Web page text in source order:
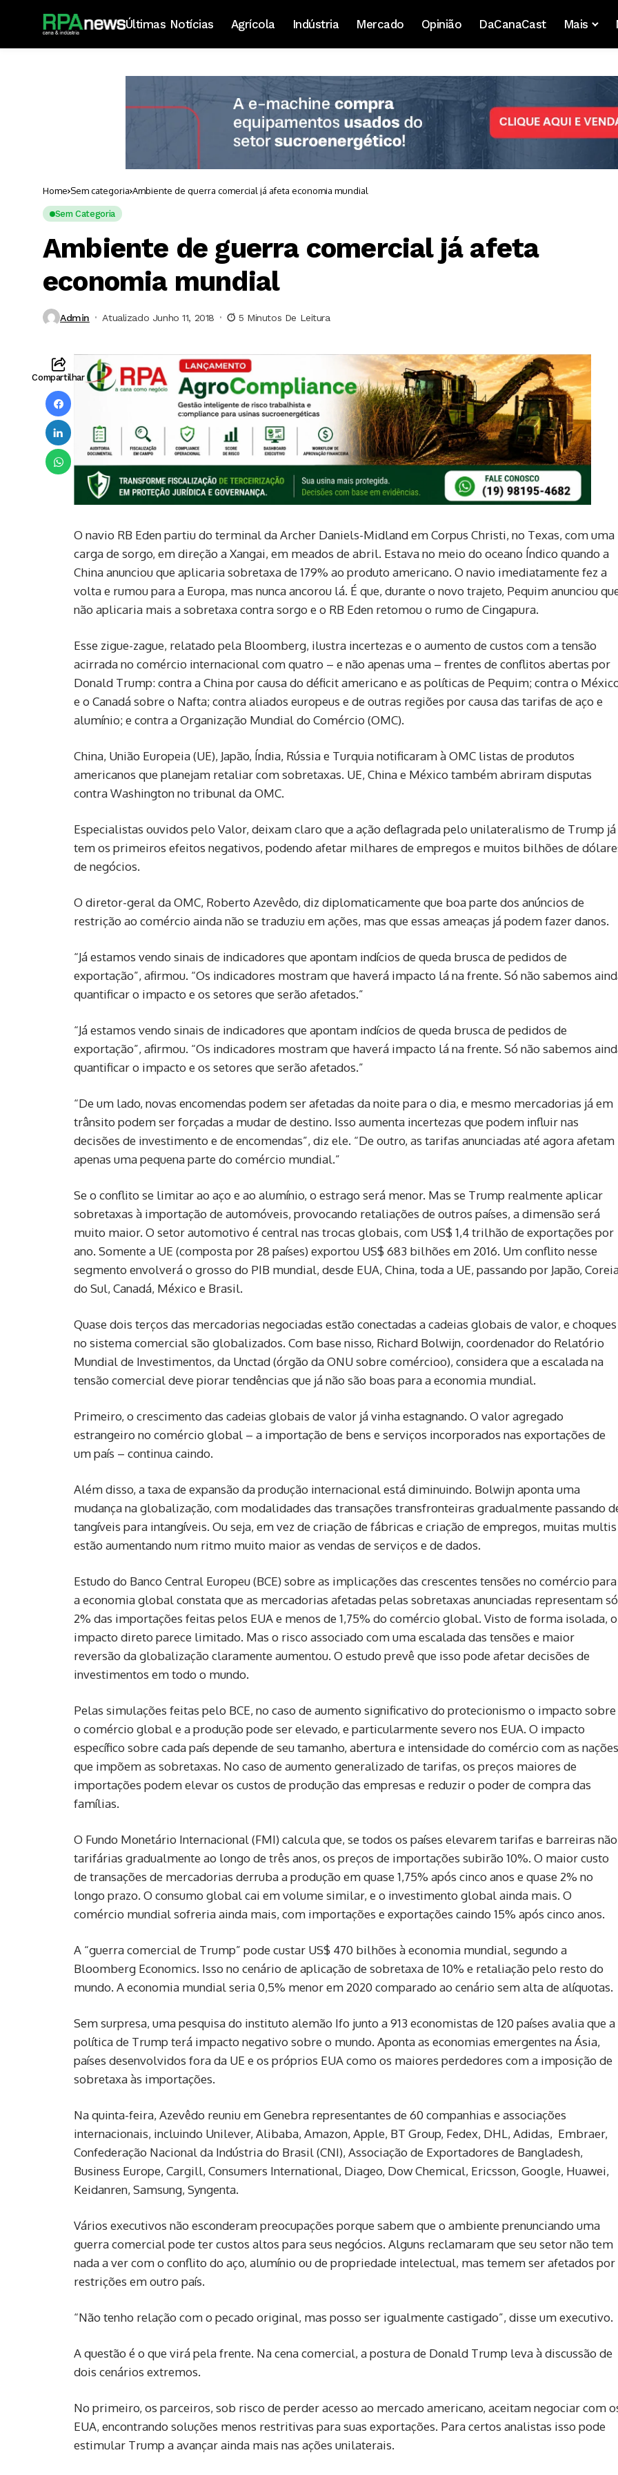
Últimas Notícias Agrícola Indústria Mercado Opinião DaCanaCast Mais
Home Sem categoria Ambiente de guerra comercial já afeta economia mundial
Sem Categoria
Ambiente de guerra comercial já afeta
economia mundial
Admin Atualizado Junho 11, 2018 5 Minutos De Leitura
Compartilhar
O navio RB Eden partiu do terminal da Archer Daniels-Midland em Corpus Christi, no Texas, com uma
carga de sorgo, em direção a Xangai, em meados de abril. Estava no meio do oceano Índico quando a
China anunciou que aplicaria sobretaxa de 179% ao produto americano. O navio imediatamente fez a
volta e rumou para a Europa, mas nunca ancorou lá. É que, durante o novo trajeto, Pequim anunciou
não aplicaria mais a sobretaxa contra sorgo e o RB Eden retomou o rumo de Cingapura.
Esse zigue-zague, relatado pela Bloomberg, ilustra incertezas e o aumento de custos com a tensão
acirrada no comércio internacional com quatro – e não apenas uma – frentes de conflitos abertas por
Donald Trump: contra a China por causa do déficit americano e as políticas de Pequim; contra o
e o Canadá sobre o Nafta; contra aliados europeus e de outras regiões por causa das tarifas de aço e
alumínio; e contra a Organização Mundial do Comércio (OMC).
China, União Europeia (UE), Japão, Índia, Rússia e Turquia notificaram à OMC listas de produtos
americanos que planejam retaliar com sobretaxas. UE, China e México também abriram disputas
contra Washington no tribunal da OMC.
Especialistas ouvidos pelo Valor, deixam claro que a ação deflagrada pelo unilateralismo de Trump já
tem os primeiros efeitos negativos, podendo afetar milhares de empregos e muitos bilhões de
de negócios.
O diretor-geral da OMC, Roberto Azevêdo, diz diplomaticamente que boa parte dos anúncios de
restrição ao comércio ainda não se traduziu em ações, mas que essas ameaças já podem fazer danos.
“Já estamos vendo sinais de indicadores que apontam indícios de queda brusca de pedidos de
exportação”, afirmou. “Os indicadores mostram que haverá impacto lá na frente. Só não sabemos
quantificar o impacto e os setores que serão afetados.”
“Já estamos vendo sinais de indicadores que apontam indícios de queda brusca de pedidos de
exportação”, afirmou. “Os indicadores mostram que haverá impacto lá na frente. Só não sabemos
quantificar o impacto e os setores que serão afetados.”
“De um lado, novas encomendas podem ser afetadas da noite para o dia, e mesmo mercadorias já em
trânsito podem ser forçadas a mudar de destino. Isso aumenta incertezas que podem influir nas
decisões de investimento e de encomendas”, diz ele. “De outro, as tarifas anunciadas até agora afetam
apenas uma pequena parte do comércio mundial.”
Se o conflito se limitar ao aço e ao alumínio, o estrago será menor. Mas se Trump realmente aplicar
sobretaxas à importação de automóveis, provocando retaliações de outros países, a dimensão será
muito maior. O setor automotivo é central nas trocas globais, com US$ 1,4 trilhão de exportações por
ano. Somente a UE (composta por 28 países) exportou US$ 683 bilhões em 2016. Um conflito nesse
segmento envolverá o grosso do PIB mundial, desde EUA, China, toda a UE, passando por Japão,
do Sul, Canadá, México e Brasil.
Quase dois terços das mercadorias negociadas estão conectadas a cadeias globais de valor, e choques
no sistema comercial são globalizados. Com base nisso, Richard Bolwijn, coordenador do Relatório
Mundial de Investimentos, da Unctad (órgão da ONU sobre comércioo), considera que a escalada na
tensão comercial deve piorar tendências que já não são boas para a economia mundial.
Primeiro, o crescimento das cadeias globais de valor já vinha estagnando. O valor agregado
estrangeiro no comércio global – a importação de bens e serviços incorporados nas exportações de
um país – continua caindo.
Além disso, a taxa de expansão da produção internacional está diminuindo. Bolwijn aponta uma
mudança na globalização, com modalidades das transações transfronteiras gradualmente passando
tangíveis para intangíveis. Ou seja, em vez de criação de fábricas e criação de empregos, muitas multis
estão aumentando num ritmo muito maior as vendas de serviços e de dados.
Estudo do Banco Central Europeu (BCE) sobre as implicações das crescentes tensões no comércio para
a economia global constata que as mercadorias afetadas pelas sobretaxas anunciadas representam só
2% das importações feitas pelos EUA e menos de 1,75% do comércio global. Visto de forma isolada, o
impacto direto parece limitado. Mas o risco associado com uma escalada das tensões e maior
reversão da globalização claramente aumentou. O estudo prevê que isso pode afetar decisões de
investimentos em todo o mundo.
Pelas simulações feitas pelo BCE, no caso de aumento significativo do protecionismo o impacto sobre
o comércio global e a produção pode ser elevado, e particularmente severo nos EUA. O impacto
específico sobre cada país depende de seu tamanho, abertura e intensidade do comércio com as nações
que impõem as sobretaxas. No caso de aumento generalizado de tarifas, os preços maiores de
importações podem elevar os custos de produção das empresas e reduzir o poder de compra das
famílias.
O Fundo Monetário Internacional (FMI) calcula que, se todos os países elevarem tarifas e barreiras não
tarifárias gradualmente ao longo de três anos, os preços de importações subirão 10%. O maior custo
de transações de mercadorias derruba a produção em quase 1,75% após cinco anos e quase 2% no
longo prazo. O consumo global cai em volume similar, e o investimento global ainda mais. O
comércio mundial sofreria ainda mais, com importações e exportações caindo 15% após cinco anos.
A “guerra comercial de Trump” pode custar US$ 470 bilhões à economia mundial, segundo a
Bloomberg Economics. Isso no cenário de aplicação de sobretaxa de 10% e retaliação pelo resto do
mundo. A economia mundial seria 0,5% menor em 2020 comparado ao cenário sem alta de alíquotas.
Sem surpresa, uma pesquisa do instituto alemão Ifo junto a 913 economistas de 120 países avalia que a
política de Trump terá impacto negativo sobre o mundo. Aponta as economias emergentes na Ásia,
países desenvolvidos fora da UE e os próprios EUA como os maiores perdedores com a imposição de
sobretaxa às importações.
Na quinta-feira, Azevêdo reuniu em Genebra representantes de 60 companhias e associações
internacionais, incluindo Unilever, Alibaba, Amazon, Apple, BT Group, Fedex, DHL, Adidas, Embraer,
Confederação Nacional da Indústria do Brasil (CNI), Associação de Exportadores de Bangladesh,
Business Europe, Cargill, Consumers International, Diageo, Dow Chemical, Ericsson, Google, Huawei,
Keidanren, Samsung, Syngenta.
Vários executivos não esconderam preocupações porque sabem que o ambiente prenunciando uma
guerra comercial pode ter custos altos para seus negócios. Alguns reclamaram que seu setor não tem
nada a ver com o conflito do aço, alumínio ou de propriedade intelectual, mas temem ser afetados por
restrições em outro país.
“Não tenho relação com o pecado original, mas posso ser igualmente castigado”, disse um executivo.
A questão é o que virá pela frente. Na cena comercial, a postura de Donald Trump leva à discussão de
dois cenários extremos.
No primeiro, os parceiros, sob risco de perder acesso ao mercado americano, aceitam negociar com
EUA, encontrando soluções menos restritivas para suas exportações. Para certos analistas isso pode
estimular Trump a avançar ainda mais nas ações unilaterais.